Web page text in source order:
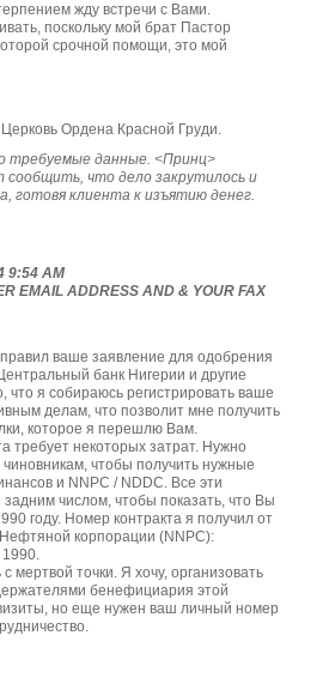
жду встречи с Вами.
поскольку мой брат Пастор
срочной помощи, это мой
Ордена Красной Груди.
требуемые данные. <Принц>
что дело закрутилось и
готовя клиента к изъятию денег.
9:54 AM
EMAIL ADDRESS AND & YOUR FAX
ваше заявление для одобрения
банк Нигерии и другие
я собираюсь регистрировать ваше
делам, что позволит мне получить
которое я перешлю Вам.
требует некоторых затрат. Нужно
чиновникам, чтобы получить нужные
и NNPC / NDDC. Все эти
числом, чтобы показать, что Вы
году. Номер контракта я получил от
корпорации (NNPC):
1990.
мертвой точки. Я хочу, организовать
бенефициария этой
но еще нужен ваш личный номер